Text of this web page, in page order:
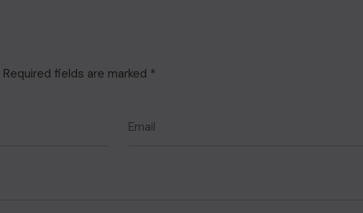
Required fields are marked *